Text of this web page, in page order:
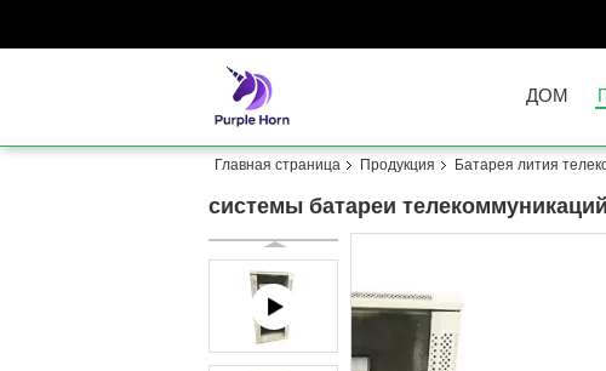
ДОМ
Главная страница Продукция Батарея лития
системы батареи